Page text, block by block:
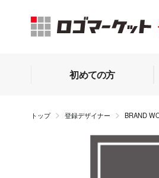
初めての方
トップ 登録デザイナー BRAND